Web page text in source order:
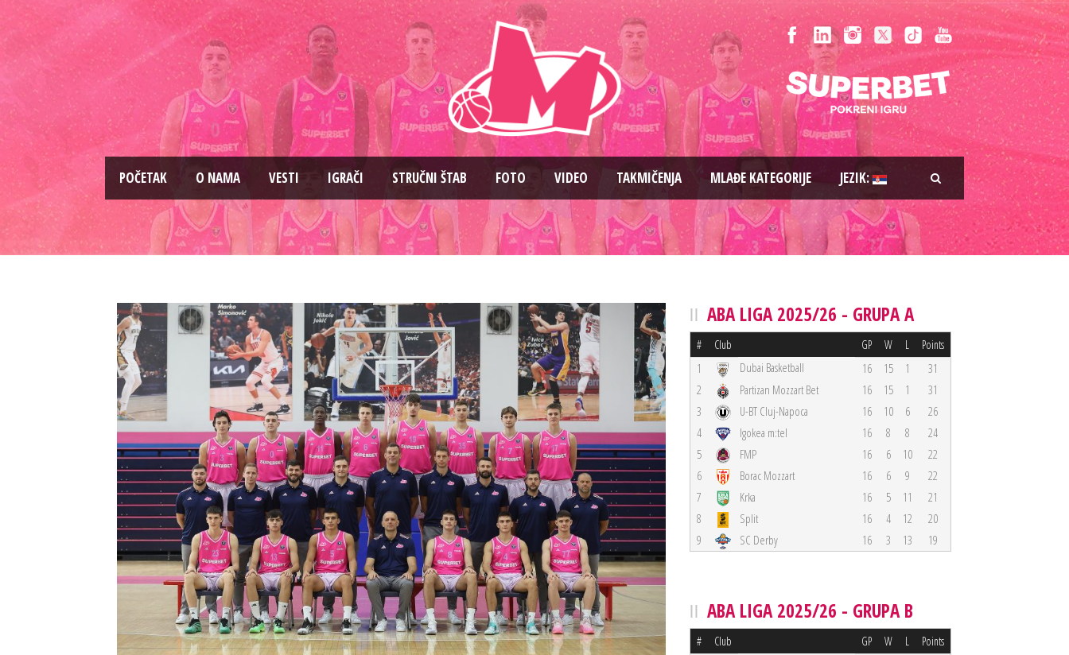
PОČETAK O NAMA VESTI IGRAČI STRUČNI ŠTAB FOTO VIDEO TAKMIČENJA MLAĐE KATEGORIJE JEZIK:
ABA LIGA 2025/26 - GRUPA A
# Club GP W L Points
1 Dubai Basketball 16 15 1
31
2
Partizan Mozzart Bet 16 15 1
31
3
U-BT Cluj-Napoca 16 10 6
26
4
Igokea m:tel 16 8 8
24
5
FMP 16 6 10
22
6
Borac Mozzart 16 6 9
22
7
Krka 16 5 11
21
8
Split 16 4 12
20
9
SC Derby 16 3 13 19
ABA LIGA 2025/26 - GRUPA B
# Club GP W L Points